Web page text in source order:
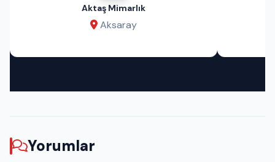
Aktaş Mimarlık
Aksaray
Yorumlar